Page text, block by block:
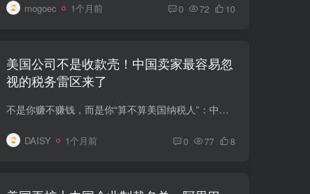
mogoec 1个月前 0 72 10
美国公司不是收款壳！中国卖家最容易忽
视的税务雷区来了
不是你赚不赚钱，而是你“算不算美国纳税人”：中国卖家注册美国公司前，先搞清这条税务底线 很多跨境卖家在美国注册公司时，第一反应往往是：哪种公司更便宜？哪种开户更方便？哪种更适合亚马...
DAISY 1个月前 0 77 8